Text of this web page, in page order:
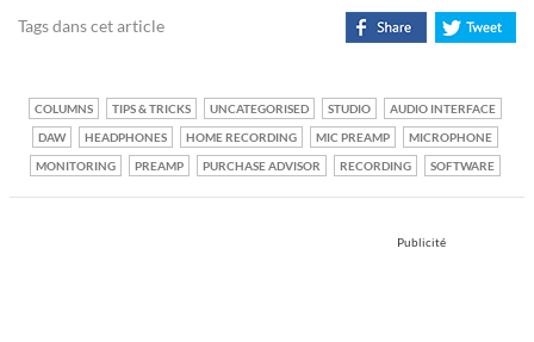
Tags dans cet article
COLUMNS TIPS & TRICKS UNCATEGORISED STUDIO
AUDIO INTERFACE
DAW
HEADPHONES HOME RECORDING MIC PREAMP
MICROPHONE
MONITORING
PREAMP PURCHASE ADVISOR RECORDING SOFTWARE
Publicité